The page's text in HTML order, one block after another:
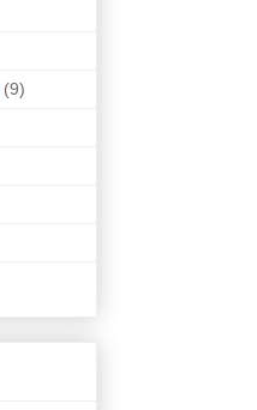
(9)